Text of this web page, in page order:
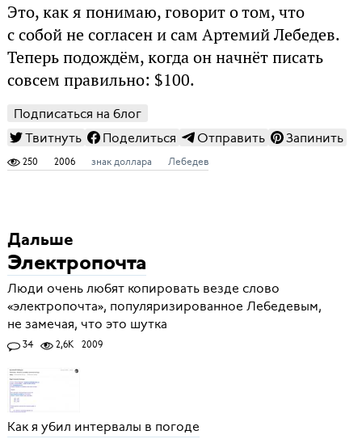
Это, как я понимаю, говорит о том, что
с собой не согласен и сам Артемий Лебедев.
Теперь подождём, когда он начнёт писать
совсем правильно: $100.
Подписаться на блог
Твитнуть
Поделиться Отправить Запинить
250 2006 знак доллара Лебедев
Дальше
Электропочта
Люди очень любят копировать везде слово
«электропочта», популяризированное Лебедевым,
не замечая, что это шутка
34 2,6K 2009
Как я убил интервалы в погоде